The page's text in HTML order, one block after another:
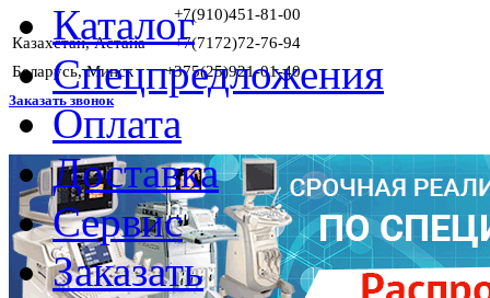
+7(910)451-81-00
Казахстан, Астана
+7(7172)72-76-94
Беларусь, Минск
+375(25)921-01-40
Заказать звонок
Каталог
Спецпредложения
Оплата
Доставка
Сервис
Заказать